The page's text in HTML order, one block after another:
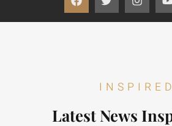
INSPIRED
Latest News